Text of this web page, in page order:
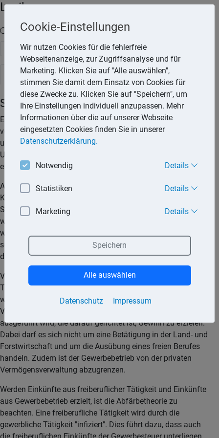
Lexika
Volltext-Suche in den Lexika
Suchen
Steuerlexikon
Selbstständige Tätigkeit
Eine selbstständige Tätigkeit (freiberufliche Tätigkeit) liegt
vor, wenn die Arbeit nicht weisungsgebunden ausgeübt wird
und keine Einbindung in die Organisationsstruktur eines
Unternehmens vorliegt. Für den selbstständig Tätigen muss
ein unternehmerisches Risiko bestehen.
Als freiberuflich Tätige gelten Angehörige der sogenannten
Katalogberufe (z.B. Architekten, Ärzte, Rechtsanwälte,
Steuerberater, Wirtschaftsprüfer und Schriftsteller). Auch
weitere Berufsgruppen, die § 18 EStG im Einzelnen nennt,
werden als Freiberufler anerkannt. Die im Rahmen einer
selbstständigen Tätigkeit erzielten Einkünfte unterliegen nicht
der Gewerbesteuer.
Von der selbstständigen Tätigkeit ist die gewerbliche
Tätigkeit abzugrenzen. Eine gewerbliche Tätigkeit liegt vor,
wenn unter Beteiligung am allgemeinen wirtschaftlichen
Verkehr eine selbstständige, nachhaltige Betätigung
ausgeführt wird, die darauf gerichtet ist, Gewinn zu erzielen.
Dabei darf es sich nicht um eine Betätigung in der Land- und
Forstwirtschaft und um die Ausübung eines freien Berufes
handeln. Zudem ist der Gewerbebetrieb von der privaten
Vermögensverwaltung abzugrenzen.
Werden Einkünfte aus freiberuflicher Tätigkeit und Einkünfte
aus Gewerbebetrieb erzielt, ist die Abfärbetheorie zu
beachten. Eine freiberufliche Tätigkeit wird durch die
gewerbliche Tätigkeit "infiziert". Dies führt dazu, dass auch
Cookie-Einstellungen
Wir nutzen Cookies für die fehlerfreie
Webseitenanzeige, zur Zugriffsanalyse und für
Marketing. Klicken Sie auf "Alle auswählen",
stimmen Sie damit dem Einsatz von Cookies für
diese Zwecke zu. Klicken Sie auf "Speichern", um
Ihre Einstellungen individuell anzupassen. Mehr
Informationen über die auf unserer Webseite
eingesetzten Cookies finden Sie in unserer
Datenschutzerklärung.
Notwendig Details
Statistiken Details
Marketing Details
Datenschutz Impressum
Speichern
Alle auswählen